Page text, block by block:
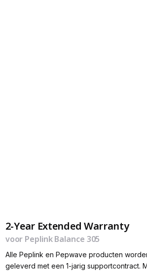
2-Year Extended Warranty
voor Peplink Balance 305
Alle Peplink en Pepwave producten
geleverd met een 1-jarig supportcontract.